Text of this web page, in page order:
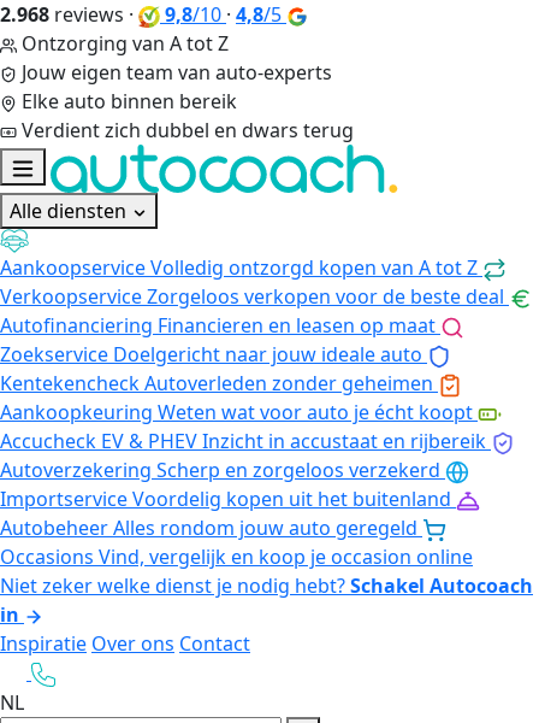
2.968 reviews · 9,8/10 · 4,8/5
Ontzorging van A tot Z
Jouw eigen team van auto-experts
Elke auto binnen bereik
Verdient zich dubbel en dwars terug
Alle diensten
AankoopserviceVolledig ontzorgd kopen van A tot Z
VerkoopserviceZorgeloos verkopen voor de beste deal
Autofinanciering Financieren en leasen op maat
Zoekservice Doelgericht naar jouw ideale auto
KentekencheckAutoverleden zonder geheimen
Aankoopkeuring Weten wat voor auto je écht koopt
Accucheck EV & PHEVInzicht in accustaat en rijbereik
Autoverzekering Scherp en zorgeloos verzekerd
ImportserviceVoordelig kopen uit het buitenland
AutobeheerAlles rondom jouw auto geregeld
Occasions Vind, vergelijk en koop je occasion online
Niet zeker welke dienst je nodig hebt?Schakel Autocoach
in
Inspiratie Over ons Contact
NL